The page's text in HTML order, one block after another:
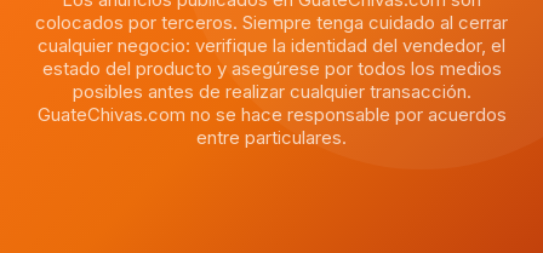
colocados por terceros. Siempre tenga cuidado al cerrar
cualquier negocio: verifique la identidad del vendedor, el
estado del producto y asegúrese por todos los medios
posibles antes de realizar cualquier transacción.
GuateChivas.com no se hace responsable por acuerdos
entre particulares.